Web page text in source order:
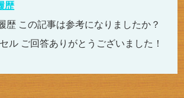
歴
歴 この記事は参考になりましたか？
ル ご回答ありがとうございました！